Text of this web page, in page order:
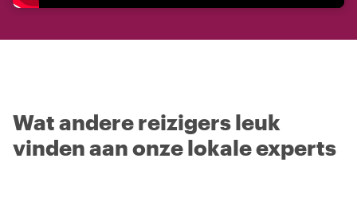
Wat andere reizigers leuk
vinden aan onze lokale experts